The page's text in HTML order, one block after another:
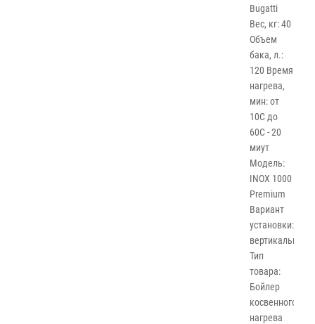
Bugatti
Вес, кг: 40
Объем
бака, л.:
120 Время
нагрева,
мин: от
10С до
60С - 20
миут
Модель:
INOX 1000
Premium
Вариант
установки:
вертикальный
Тип
товара:
Бойлер
косвенного
нагрева